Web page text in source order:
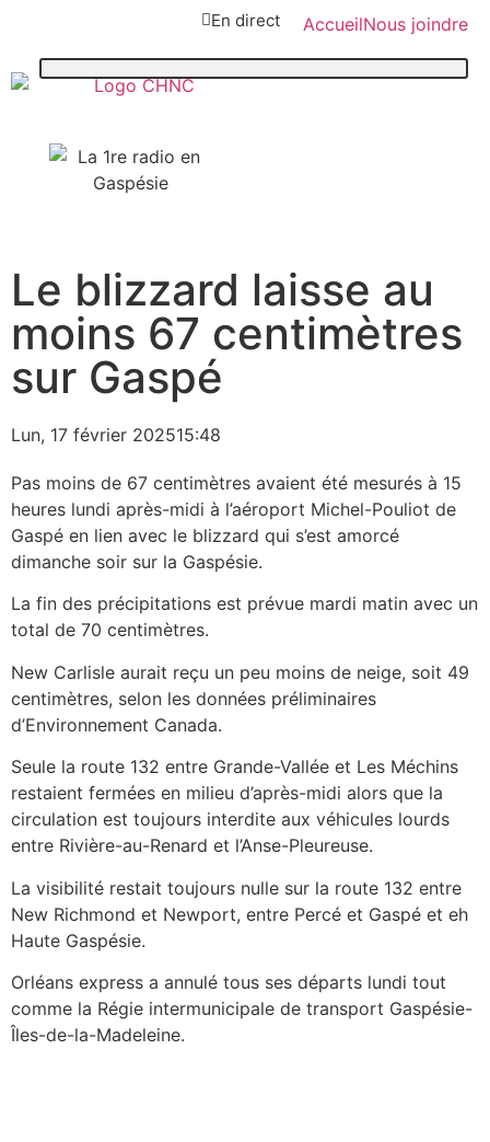
En direct AccueilNous joindre
Paspébiac
Le blizzard laisse au
moins 67 centimètres
sur Gaspé
Lun, 17 février 202515:48
Pas moins de 67 centimètres avaient été mesurés à 15
heures lundi après-midi à l’aéroport Michel-Pouliot de
Gaspé en lien avec le blizzard qui s’est amorcé
dimanche soir sur la Gaspésie.
La fin des précipitations est prévue mardi matin avec un
total de 70 centimètres.
New Carlisle aurait reçu un peu moins de neige, soit 49
centimètres, selon les données préliminaires
d’Environnement Canada.
Seule la route 132 entre Grande-Vallée et Les Méchins
restaient fermées en milieu d’après-midi alors que la
circulation est toujours interdite aux véhicules lourds
entre Rivière-au-Renard et l’Anse-Pleureuse.
La visibilité restait toujours nulle sur la route 132 entre
New Richmond et Newport, entre Percé et Gaspé et eh
Haute Gaspésie.
Orléans express a annulé tous ses départs lundi tout
comme la Régie intermunicipale de transport Gaspésie-
Îles-de-la-Madeleine.